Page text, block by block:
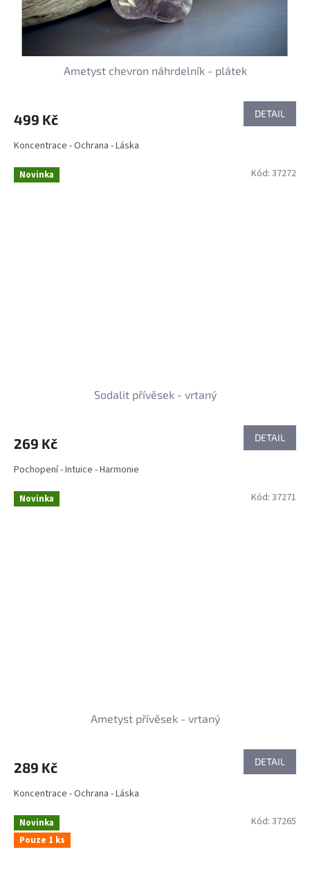
Ametyst chevron náhrdelník - plátek
499 Kč DETAIL
Koncentrace - Ochrana - Láska
Novinka
Sodalit přívěsek - vrtaný
269 Kč DETAIL
Pochopení - Intuice - Harmonie
Kód: 37272
Novinka
Ametyst přívěsek - vrtaný
289 Kč DETAIL
Koncentrace - Ochrana - Láska
Kód: 37271
Novinka
Pouze 1 ks
Kód: 37265